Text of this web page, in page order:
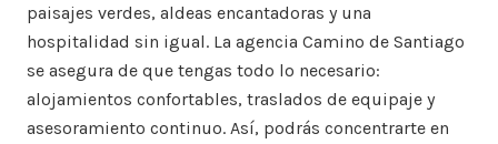
paisajes verdes, aldeas encantadoras y una
hospitalidad sin igual. La agencia Camino de Santiago
se asegura de que tengas todo lo necesario:
alojamientos confortables, traslados de equipaje y
asesoramiento continuo. Así, podrás concentrarte en